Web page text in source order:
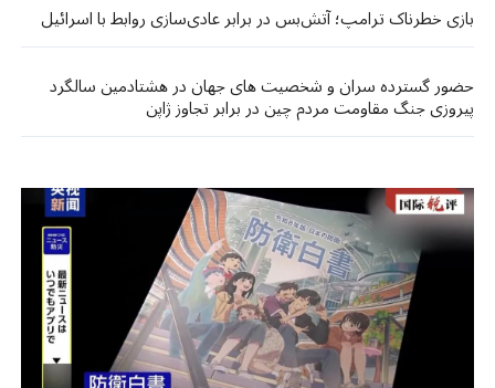
بازی خطرناک ترامپ؛ آتش‌بس در برابر عادی‌سازی روابط با اسرائیل
حضور گسترده سران و شخصیت های جهان در هشتادمین سالگرد
پیروزی جنگ مقاومت مردم چین در برابر تجاوز ژاپن